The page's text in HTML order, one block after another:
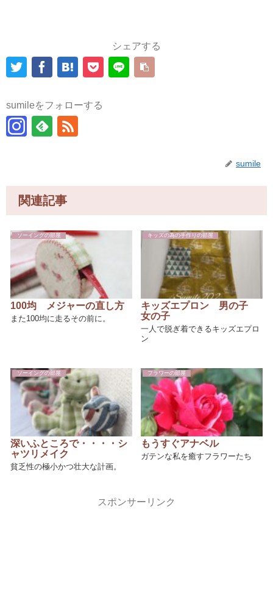
シェアする
sumileをフォローする
sumile
関連記事
ソーイングの部屋
100均 メジャーの直し方
また100均に走るその前に。
キッズの為の手作りの部屋
キッズエプロン 男の子
女の子
一人で脱ぎ着できるキッズエプロ
ン
ソーイングの部屋
深いふところで・・・・シ
ャツリメイク
貧乏性の極小かつ壮大な計画。
フラワーの部屋
もうすぐアナベル
ガテンな私を癒すフラワーたち
スポンサーリンク